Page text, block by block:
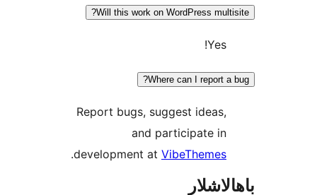
Will this work on WordPress
Where can I
Report bugs, suggest
development at
.